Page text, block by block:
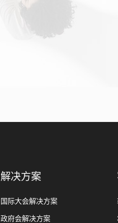
解决方案
国际大会解决方案
政府会解决方案